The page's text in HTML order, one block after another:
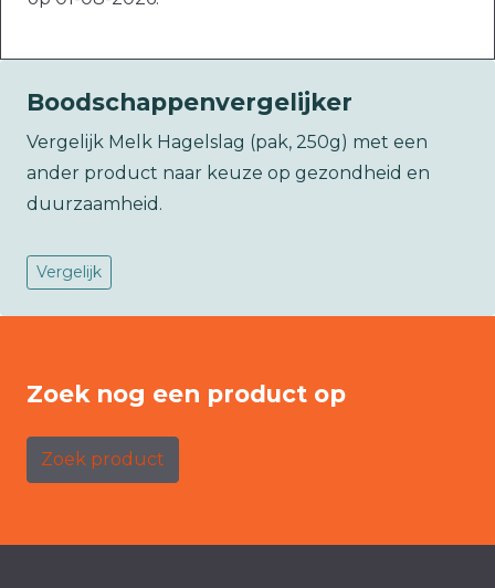
Boodschappenvergelijker
Vergelijk Melk Hagelslag (pak, 250g) met een
ander product naar keuze op gezondheid en
duurzaamheid.
Vergelijk
Zoek nog een product op
Zoek product